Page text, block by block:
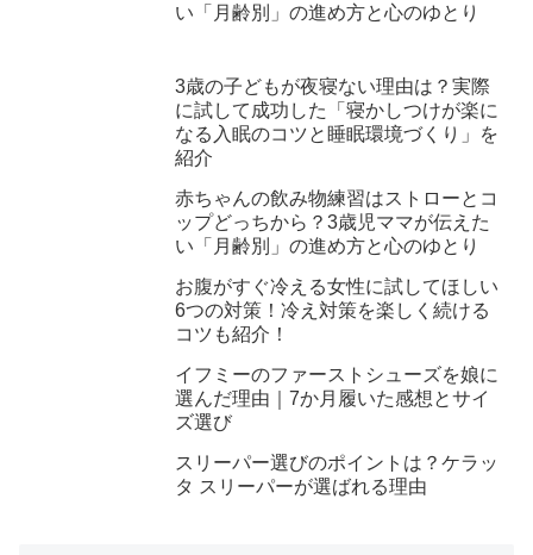
い「月齢別」の進め方と心のゆとり
3歳の子どもが夜寝ない理由は？実際
に試して成功した「寝かしつけが楽に
なる入眠のコツと睡眠環境づくり」を
紹介
赤ちゃんの飲み物練習はストローとコ
ップどっちから？3歳児ママが伝えた
い「月齢別」の進め方と心のゆとり
お腹がすぐ冷える女性に試してほしい
6つの対策！冷え対策を楽しく続ける
コツも紹介！
イフミーのファーストシューズを娘に
選んだ理由｜7か月履いた感想とサイ
ズ選び
スリーパー選びのポイントは？ケラッ
タ スリーパーが選ばれる理由